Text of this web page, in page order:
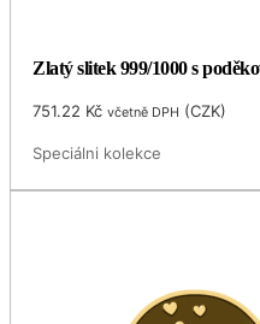
Zlatý slitek 999/1000 s
751.22 Kč včetně DPH (CZK)
Speciálni kolekce